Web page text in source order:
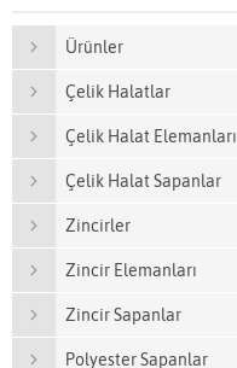
Ürünler
Çelik Halatlar
Çelik Halat Elemanları
Çelik Halat Sapanlar
Zincirler
Zincir Elemanları
Zincir Sapanlar
Polyester Sapanlar